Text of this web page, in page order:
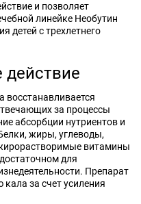
и позволяет
линейке Необутин
детей с трехлетнего
действие
восстанавливается
за процессы
абсорбции нутриентов и
жиры, углеводы,
витамины
для
Препарат
за счет усиления